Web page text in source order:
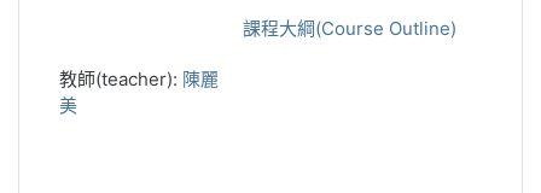
課程大綱(Course Outline)
教師(teacher): 陳麗
美